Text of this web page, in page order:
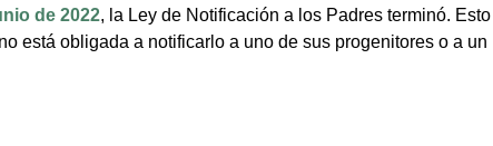
de 2022, la Ley de Notificación a los Padres terminó. Esto
está obligada a notificarlo a uno de sus progenitores o a un